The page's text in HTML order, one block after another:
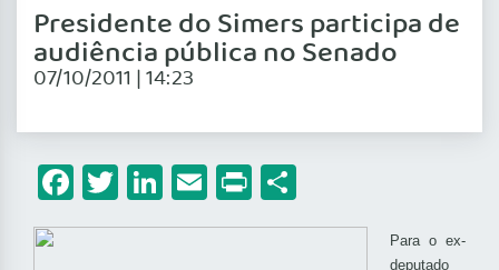
Presidente do Simers participa de
audiência pública no Senado
07/10/2011 | 14:23
Facebook
Twitter
LinkedIn
Email
Print
Para o ex-
deputado